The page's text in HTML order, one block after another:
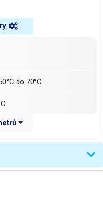
do 70°C
(> −20°C), 1°C (>